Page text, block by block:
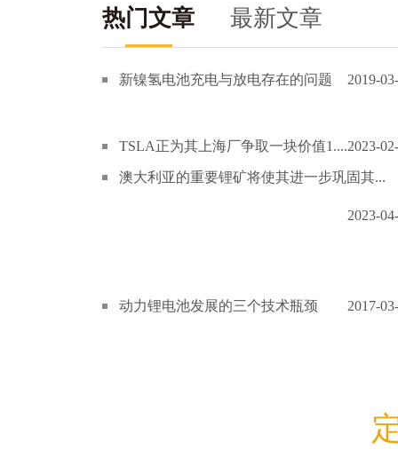
热门文章 最新文章
新镍氢电池充电与放电存在的问题 2019-
TSLA正为其上海厂争取一块价值1....2023-
澳大利亚的重要锂矿将使其进一步巩固其...
2023-
动力锂电池发展的三个技术瓶颈 2017-